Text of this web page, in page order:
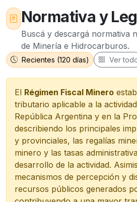
Normativa y
Buscá y descargá normativa
de Minería e Hidrocarburos.
Recientes (120 días) Ver
El Régimen Fiscal Minero
tributario aplicable a la
República Argentina y en la
describiendo los principales
y provinciales, las regalías
minero y las tasas
desarrollo de la actividad.
mecanismos de percepción y
recursos públicos generados